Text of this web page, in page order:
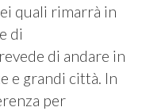
quali rimarrà in
di
di andare in
e grandi città. In
per